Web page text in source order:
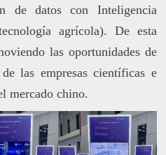
de datos con Inteligencia
agrícola). De esta
las oportunidades de
las empresas científicas e
mercado chino.